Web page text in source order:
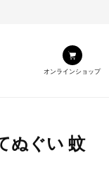
オンラインショップ
ぬぐい 蚊